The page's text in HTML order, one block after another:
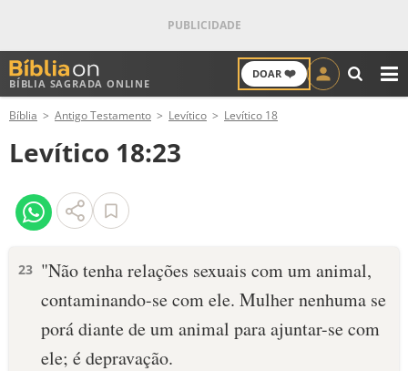
BÍBLIA SAGRADA ONLINE
DOAR ❤️
ANTIGO TESTAMENTO
NOVO TESTAMENTO
VERSÍCULOS
PALAVRA DO DIA
SALMO DO DIA
Bíblia Antigo Testamento Levítico Levítico 18
Levítico 18:23
23 "Não tenha relações sexuais com um animal,
contaminando-se com ele. Mulher ne­nhuma se
porá diante de um animal para ajuntar-se com
ele; é depravação.